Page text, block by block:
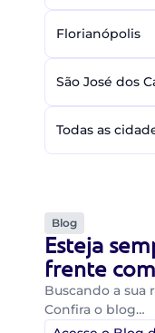
Florianópolis
São José dos
Todas as
Blog
Esteja
frente
Buscando a sua
Confira o blog…